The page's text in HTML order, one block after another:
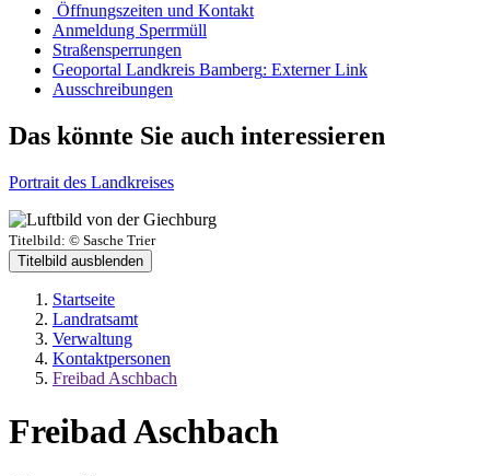
Öffnungszeiten und Kontakt
Anmeldung Sperrmüll
Straßensperrungen
Geoportal Landkreis Bamberg: Externer Link
Ausschreibungen
Das könnte Sie auch interessieren
Portrait des Landkreises
Titelbild: © Sasche Trier
Titelbild ausblenden
Startseite
Landratsamt
Verwaltung
Kontaktpersonen
Freibad Aschbach
Freibad Aschbach